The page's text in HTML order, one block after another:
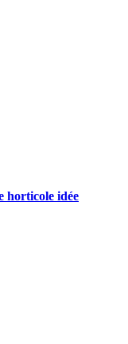
horticole idée